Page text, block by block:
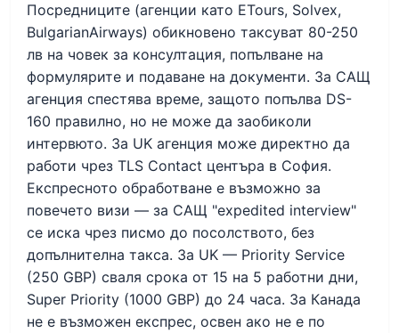
Посредниците (агенции като ETours, Solvex,
BulgarianAirways) обикновено таксуват 80-250
лв на човек за консултация, попълване на
формулярите и подаване на документи. За САЩ
агенция спестява време, защото попълва DS-
160 правилно, но не може да заобиколи
интервюто. За UK агенция може директно да
работи чрез TLS Contact центъра в София.
Експресното обработване е възможно за
повечето визи — за САЩ "expedited interview"
се иска чрез писмо до посолството, без
допълнителна такса. За UK — Priority Service
(250 GBP) сваля срока от 15 на 5 работни дни,
Super Priority (1000 GBP) до 24 часа. За Канада
не е възможен експрес, освен ако не е по